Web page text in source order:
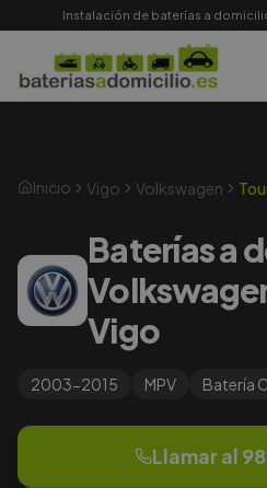
Instalación de baterías a
Inicio Vigo Volkswagen
Baterías a
Vigo
2003-2015 MPV Batería
Llamar al